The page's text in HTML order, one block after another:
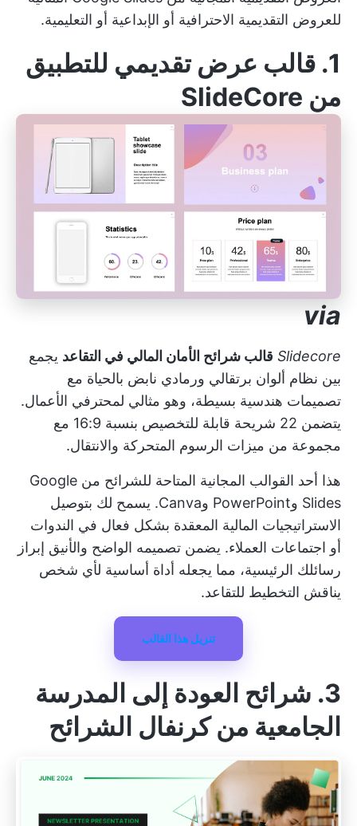
للعروض التقديمية الاحترافية أو الإبداعية أو التعليمية.
1. قالب عرض تقديمي للتطبيق
من SlideCore
via
Slidecore قالب شرائح الأمان المالي في التقاعد يجمع
بين نظام ألوان برتقالي ورمادي نابض بالحياة مع
تصميمات هندسية بسيطة، وهو مثالي لمحترفي الأعمال.
يتضمن 22 شريحة قابلة للتخصيص بنسبة 16:9 مع
مجموعة من ميزات الرسوم المتحركة والانتقال.
هذا أحد القوالب المجانية المتاحة للشرائح من Google
Slides وPowerPoint وCanva. يسمح لك بتوصيل
الاستراتيجيات المالية المعقدة بشكل فعال في الندوات
أو اجتماعات العملاء. يضمن تصميمه الواضح والأنيق إبراز
رسائلك الرئيسية، مما يجعله أداة أساسية لأي شخص
يناقش التخطيط للتقاعد.
تنزيل هذا القالب
3. شرائح العودة إلى المدرسة
الجامعية من كرنفال الشرائح